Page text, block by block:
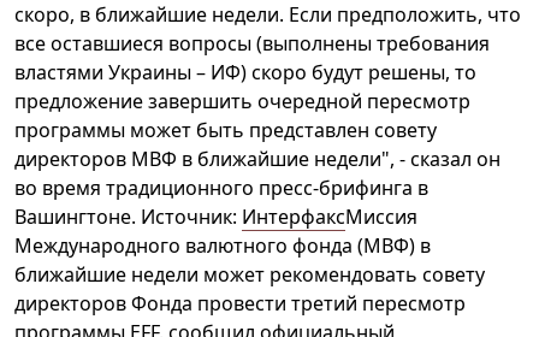
скоро, в ближайшие недели. Если предположить, что
все оставшиеся вопросы (выполнены требования
властями Украины – ИФ) скоро будут решены, то
предложение завершить очередной пересмотр
программы может быть представлен совету
директоров МВФ в ближайшие недели", - сказал он
во время традиционного пресс-брифинга в
Вашингтоне. Источник: ИнтерфаксМиссия
Международного валютного фонда (МВФ) в
ближайшие недели может рекомендовать совету
директоров Фонда провести третий пересмотр